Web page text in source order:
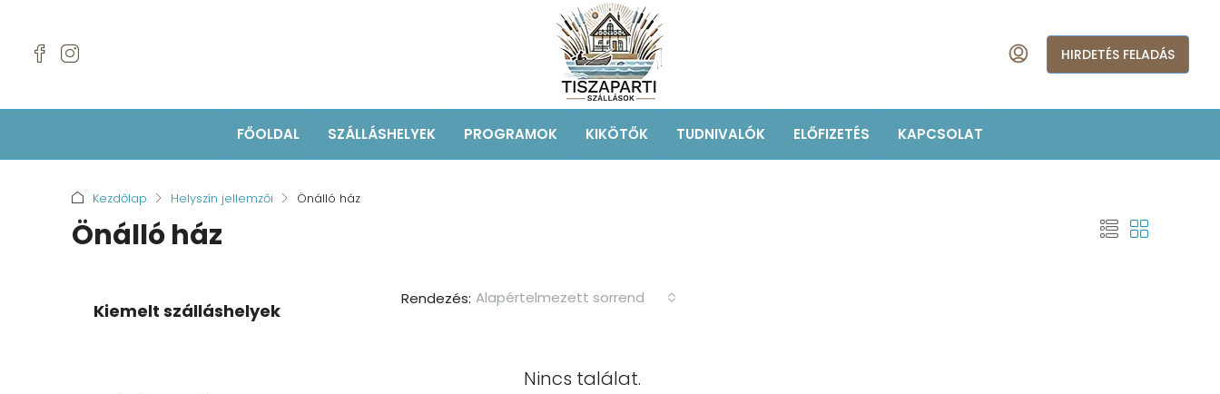
HIRDETÉS FELADÁS
FŐOLDAL SZÁLLÁSHELYEK PROGRAMOK KIKÖTŐK TUDNIVALÓK ELŐFIZETÉS KAPCSOLAT
Kezdőlap Helyszín jellemzői Önálló ház
Önálló ház
Rendezés: Alapértelmezett sorrend
Nincs találat.
Kiemelt szálláshelyek